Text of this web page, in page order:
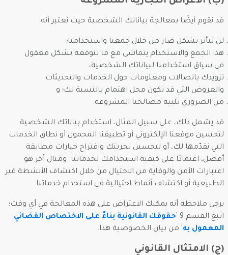
قد نقوم أيضًا بمعالجة بياناتك الشخصية حيث نعتبر أنه:
لن تتأثر بشكل ضار من خلال جمعنا واستخدامنا؛
هذا الجمع والاستخدام يتماشى مع ما تتوقعه بشكل معقول
في سياق استخدامنا لبياناتك الشخصية،
تزويدك باتصالات ومعلومات حول الخدمات والتحديثات
والعروض التي قد تكون محل اهتمام بالنسبة لك؛ و
من الضروري تلبية مصالحنا المشروعة.
قد يشمل ذلك، على سبيل المثال، استخدام بياناتك الشخصية
لتحسين موقعنا الإلكتروني أو تطبيقنا المحمول أو نطاق الخدمات
التي نقدّمها لك، أو لتحسين تجربتك واقتراح خيارات مطابقة
أفضل، اعتمادًا على كيفية استخدامك لخدماتنا. ومثال آخر هو
اعتبارات الأمن والوقاية من الاحتيال من خلال اكتشاف الأنشطة غير
الطبيعية أو اكتشاف أنماط احتيالية في استخدام خدماتنا.
يرجى ملاحظة أنه يمكنك الاعتراض على هذه المعالجة في أي وقت؛
اتبع القسم 9 '
حقوقك القانونية بناءً على الاختصاص القضائي
المعمول به ' من بيان الخصوصية هذا.
(ج) الامتثال القانوني